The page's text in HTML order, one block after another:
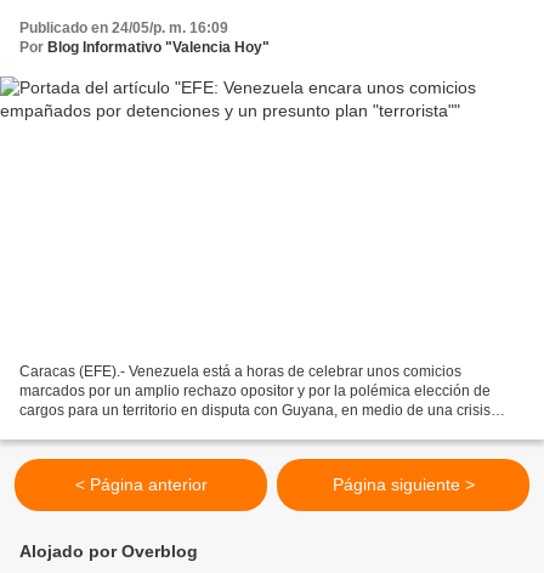
Publicado en 24/05/p. m. 16:09
Por Blog Informativo "Valencia Hoy"
Caracas (EFE).- Venezuela está a horas de celebrar unos comicios
marcados por un amplio rechazo opositor y por la polémica elección de
cargos para un territorio en disputa con Guyana, en medio de una crisis
< Página anterior Página siguiente >
Alojado por Overblog